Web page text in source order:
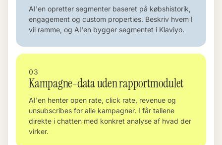
AI'en opretter segmenter baseret på købshistorik,
engagement og custom properties. Beskriv hvem I
vil ramme, og AI'en bygger segmentet i Klaviyo.
03
Kampagne-data uden rapportmodulet
AI'en henter open rate, click rate, revenue og
unsubscribes for alle kampagner. I får tallene
direkte i chatten med konkret analyse af hvad der
virker.